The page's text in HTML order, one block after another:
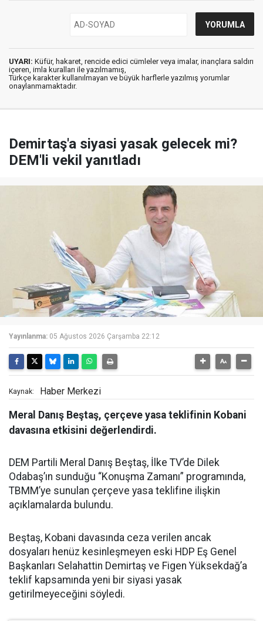
UYARI: Küfür, hakaret, rencide edici cümleler veya imalar, inançlara saldırı
içeren, imla kuralları ile yazılmamış,
Türkçe karakter kullanılmayan ve büyük harflerle yazılmış yorumlar
onaylanmamaktadır.
Demirtaş'a siyasi yasak gelecek mi?
DEM'li vekil yanıtladı
Yayınlanma: 05 Ağustos 2026 Çarşamba 22:12
Kaynak: Haber Merkezi
Meral Danış Beştaş, çerçeve yasa teklifinin Kobani
davasına etkisini değerlendirdi.
DEM Partili Meral Danış Beştaş, İlke TV’de Dilek
Odabaş’ın sunduğu “Konuşma Zamanı” programında,
TBMM’ye sunulan çerçeve yasa teklifine ilişkin
açıklamalarda bulundu.
Beştaş, Kobani davasında ceza verilen ancak
dosyaları henüz kesinleşmeyen eski HDP Eş Genel
Başkanları Selahattin Demirtaş ve Figen Yüksekdağ’a
teklif kapsamında yeni bir siyasi yasak
getirilmeyeceğini söyledi.